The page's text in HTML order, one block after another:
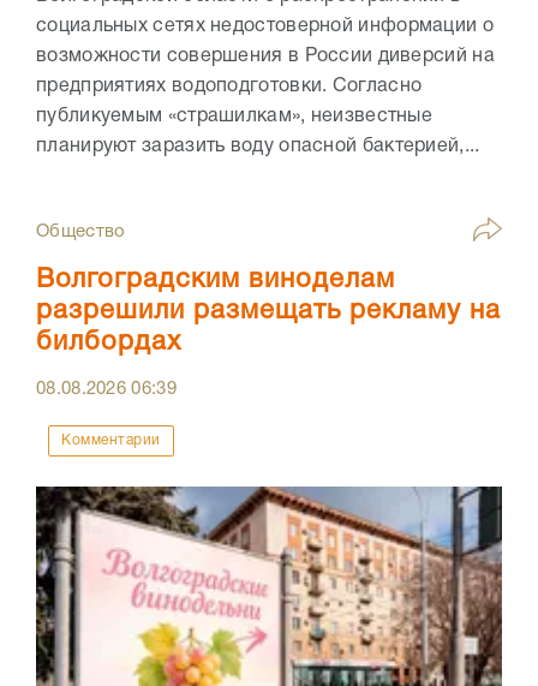
социальных сетях недостоверной информации о
возможности совершения в России диверсий на
предприятиях водоподготовки. Согласно
публикуемым «страшилкам», неизвестные
планируют заразить воду опасной бактерией,...
Общество
Волгоградским виноделам
разрешили размещать рекламу на
билбордах
08.08.202606:39
Комментарии